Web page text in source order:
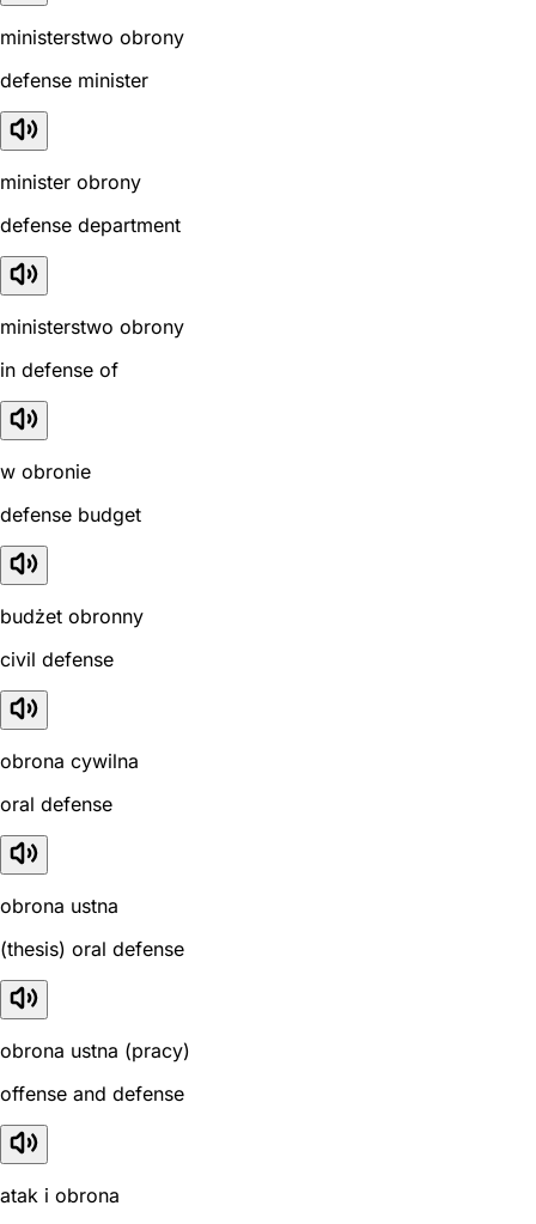
ministerstwo obrony
defense minister
minister obrony
defense department
ministerstwo obrony
in defense of
w obronie
defense budget
budżet obronny
civil defense
obrona cywilna
oral defense
obrona ustna
(thesis) oral defense
obrona ustna (pracy)
offense and defense
atak i obrona